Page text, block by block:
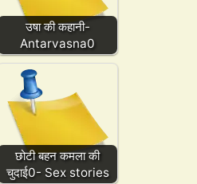
उषा की कहानी-
Antarvasna0
छोटी बहन कमला की
चुदाई0- Sex stories